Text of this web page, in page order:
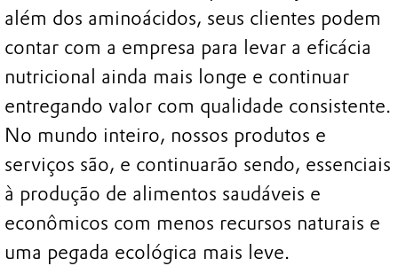
além dos aminoácidos, seus clientes podem
contar com a empresa para levar a eficácia
nutricional ainda mais longe e continuar
entregando valor com qualidade consistente.
No mundo inteiro, nossos produtos e
serviços são, e continuarão sendo, essenciais
à produção de alimentos saudáveis e
econômicos com menos recursos naturais e
uma pegada ecológica mais leve.